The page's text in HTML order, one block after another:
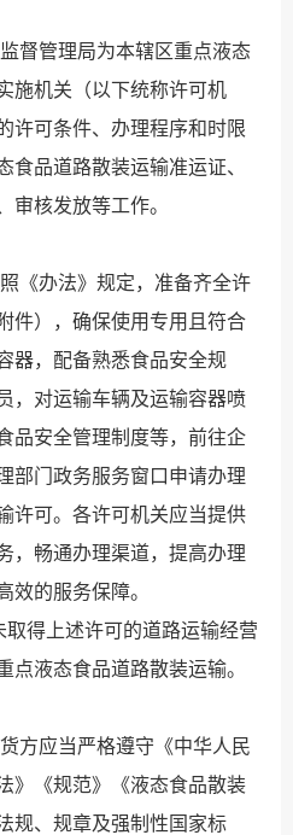
管理局为本辖区重点液态
施机关（以下统称许可机
许可条件、办理程序和时限
食品道路散装运输准运证、
审核发放等工作。
《办法》规定，准备齐全许
件），确保使用专用且符合
器，配备熟悉食品安全规
，对运输车辆及运输容器喷
品安全管理制度等， 前往企
部门 政务服务窗口 申请办理
许可。 各许可机关应当提供
，畅通办理渠道，提高办理
效的服务保障。
上述许可的道路运输经营
点液态食品道路散装运输。
应当严格遵守《中华人民
》《规范》《液态食品散装
规、规章及强制性国家标